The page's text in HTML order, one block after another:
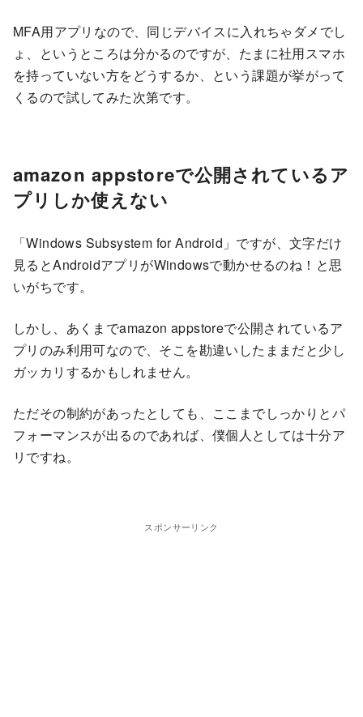
MFA用アプリなので、同じデバイスに入れちゃダメでし
ょ、というところは分かるのですが、たまに社用スマホ
を持っていない方をどうするか、という課題が挙がって
くるので試してみた次第です。
amazon appstoreで公開されているア
プリしか使えない
「Windows Subsystem for Android」ですが、文字だけ
見るとAndroidアプリがWindowsで動かせるのね！と思
いがちです。
しかし、あくまでamazon appstoreで公開されているア
プリのみ利用可なので、そこを勘違いしたままだと少し
ガッカリするかもしれません。
ただその制約があったとしても、ここまでしっかりとパ
フォーマンスが出るのであれば、僕個人としては十分ア
リですね。
スポンサーリンク